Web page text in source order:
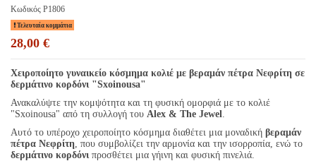
Κωδικός P1806
Τελευταία κομμάτια
28,00 €
Χειροποίητο γυναικείο κόσμημα κολιέ με βεραμάν πέτρα Νεφρίτη σε
δερμάτινο κορδόνι "Sxoinousa"
Ανακαλύψτε την κομψότητα και τη φυσική ομορφιά με το κολιέ
"Sxoinousa" από τη συλλογή του Alex & The Jewel.
Αυτό το υπέροχο χειροποίητο κόσμημα διαθέτει μια μοναδική βεραμάν
πέτρα Νεφρίτη , που συμβολίζει την αρμονία και την ισορροπία, ενώ το
δερμάτινο κορδόνι προσθέτει μια γήινη και φυσική πινελιά.